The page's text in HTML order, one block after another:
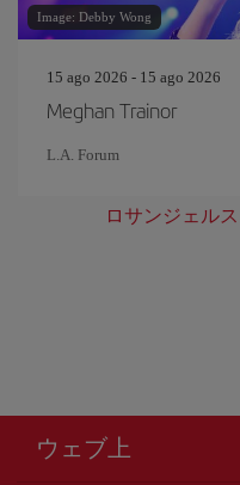
Image: Debby Wong
15 ago 2026 - 15 ago 2026
Meghan Trainor
L.A. Forum
ロサンジェル
ウェブ上